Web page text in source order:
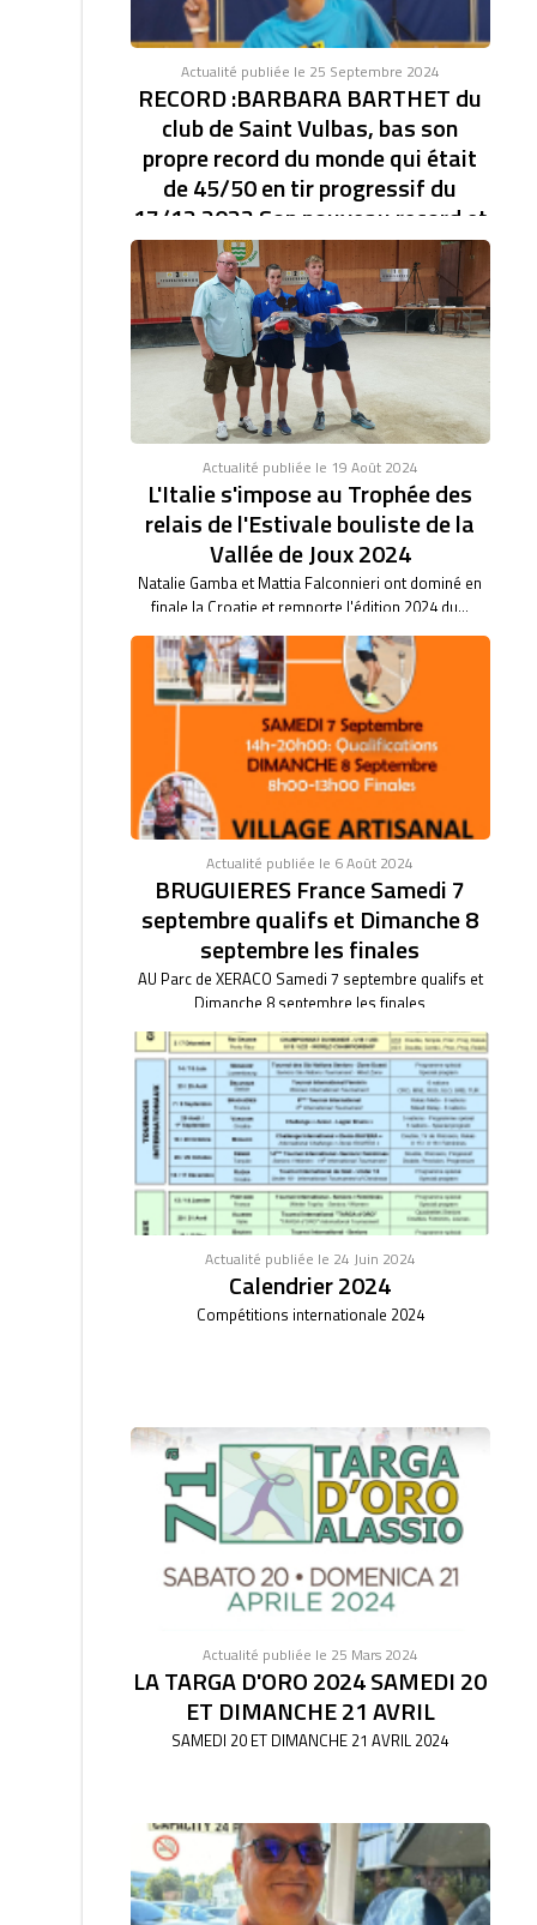
Actualité publiée le 25 Septembre 2024
RECORD :BARBARA BARTHET du
club de Saint Vulbas, bas son
propre record du monde qui était
de 45/50 en tir progressif du
17/12 2023 Son nouveau record et
de 46/47.établi à la coupe d'Europe
des clubs féminin.
RECORD DU MONDE EN TIR PROGRESSIF AVEC
46/47. BARBARA BARTHET du club de Saint Vulbas,
bas son...
Actualité publiée le 19 Août 2024
L'Italie s'impose au Trophée des
relais de l'Estivale bouliste de la
Vallée de Joux 2024
Natalie Gamba et Mattia Falconnieri ont dominé en
finale la Croatie et remporte l'édition 2024 du...
Actualité publiée le 6 Août 2024
BRUGUIERES France Samedi 7
septembre qualifs et Dimanche 8
septembre les finales
AU Parc de XERACO Samedi 7 septembre qualifs et
Dimanche 8 septembre les finales
Actualité publiée le 24 Juin 2024
Calendrier 2024
Compétitions internationale 2024
Actualité publiée le 25 Mars 2024
LA TARGA D'ORO 2024 SAMEDI 20
ET DIMANCHE 21 AVRIL
SAMEDI 20 ET DIMANCHE 21 AVRIL 2024